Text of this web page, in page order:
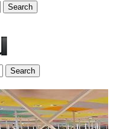
Search
Search